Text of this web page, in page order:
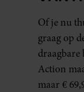
Of je nu
graag op
draagbare
Action
maar €